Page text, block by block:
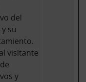
del
su
visitante
y